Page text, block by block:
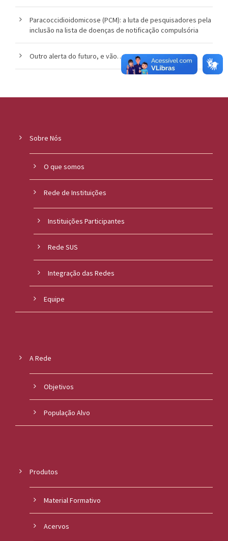
Paracoccidioidomicose (PCM): a luta de pesquisadores pela
inclusão na lista de doenças de notificação compulsória
Outro alerta do futuro, e vão…
Sobre Nós
O que somos
Rede de Instituições
Instituições Participantes
Rede SUS
Integração das Redes
Equipe
A Rede
Objetivos
População Alvo
Produtos
Material Formativo
Acervos